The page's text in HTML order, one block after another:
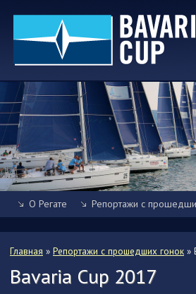
О Регате Репортажи с
Главная » Репортажи с прошедших гонок »
Bavaria Cup 2017